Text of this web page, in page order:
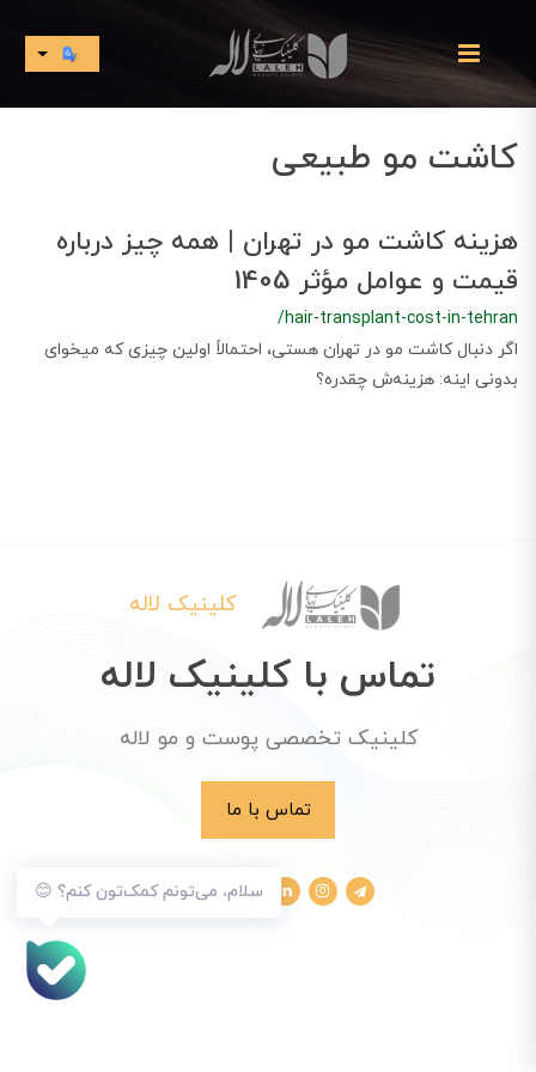
کاشت مو طبیعی
هزینه کاشت مو در تهران | همه چیز درباره
قیمت و عوامل مؤثر 1405
/hair-transplant-cost-in-tehran
اگر دنبال کاشت مو در تهران هستی، احتمالاً اولین چیزی که میخوای
بدونی اینه: هزینه‌ش چقدره؟
سلام، می‌تونم کمک‌تون کنم؟ 😊
کلینیک لاله
تماس با کلینیک لاله
کلینیک تخصصی پوست و مو لاله
تماس با ما